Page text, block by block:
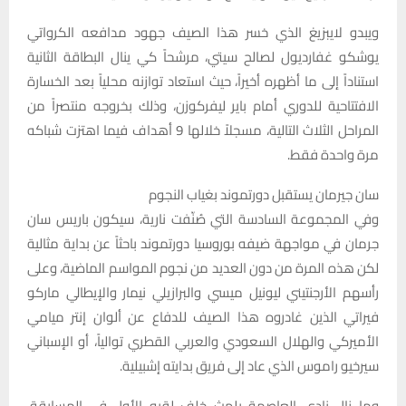
ويبدو لايبزيغ الذي خسر هذا الصيف جهود مدافعه الكرواتي
يوشكو غفارديول لصالح سيتي، مرشحاً كي ينال البطاقة الثانية
استناداً إلى ما أظهره أخيراً، حيث استعاد توازنه محلياً بعد الخسارة
الافتتاحية للدوري أمام باير ليفركوزن، وذلك بخروجه منتصراً من
المراحل الثلاث التالية، مسجلاً خلالها 9 أهداف فيما اهتزت شباكه
مرة واحدة فقط.
سان جيرمان يستقبل دورتموند بغياب النجوم
وفي المجموعة السادسة التي صُنّفت نارية، سيكون باريس سان
جرمان في مواجهة ضيفه بوروسيا دورتموند باحثاً عن بداية مثالية
لكن هذه المرة من دون العديد من نجوم المواسم الماضية، وعلى
رأسهم الأرجنتيني ليونيل ميسي والبرازيلي نيمار والإيطالي ماركو
فيراتي الذين غادروه هذا الصيف للدفاع عن ألوان إنتر ميامي
الأميركي والهلال السعودي والعربي القطري توالياً، أو الإسباني
سيرخيو راموس الذي عاد إلى فريق بدايته إشبيلية.